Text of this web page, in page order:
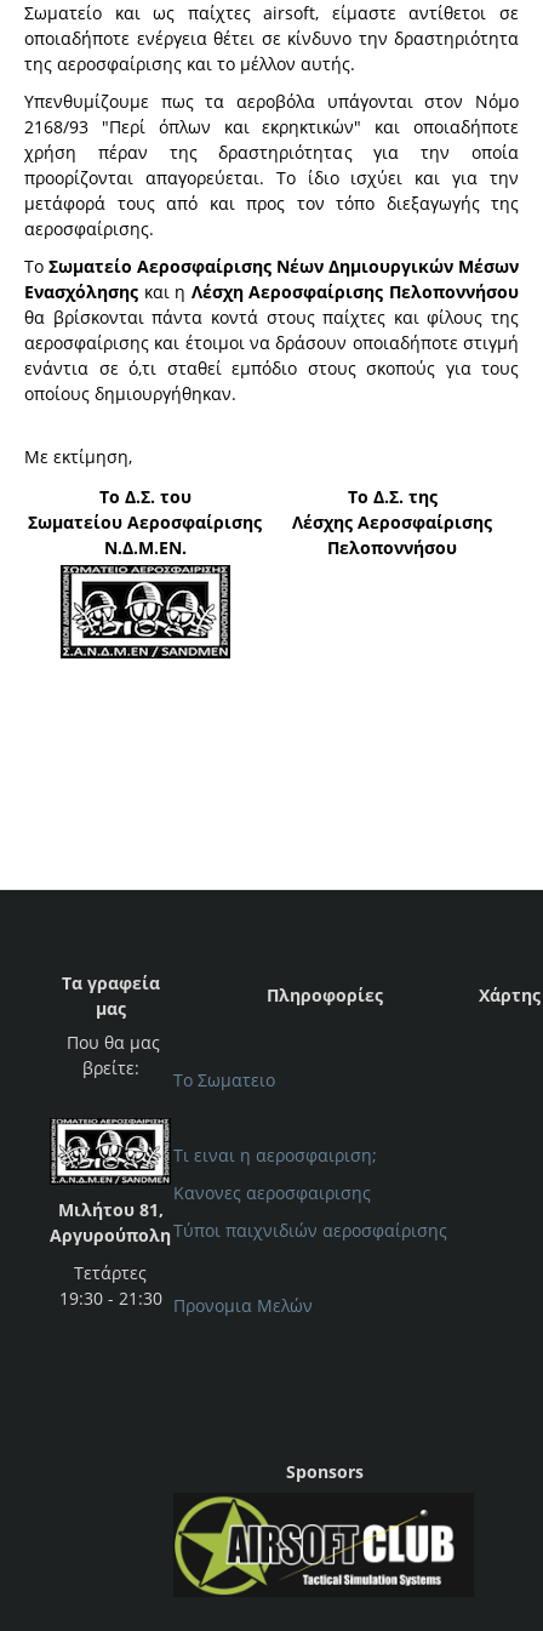
Σωματείο και ως παίχτες airsoft, είμαστε αντίθετοι σε
οποιαδήποτε ενέργεια θέτει σε κίνδυνο την δραστηριότητα
της αεροσφαίρισης και το μέλλον αυτής.
Υπενθυμίζουμε πως τα αεροβόλα υπάγονται στον Νόμο
2168/93 "Περί όπλων και εκρηκτικών" και οποιαδήποτε
χρήση πέραν της δραστηριότητας για την οποία
προορίζονται απαγορεύεται. Το ίδιο ισχύει και για την
μετάφορά τους από και προς τον τόπο διεξαγωγής της
αεροσφαίρισης.
Το Σωματείο Αεροσφαίρισης Νέων Δημιουργικών Μέσων
Ενασχόλησης και η Λέσχη Αεροσφαίρισης Πελοποννήσου
θα βρίσκονται πάντα κοντά στους παίχτες και φίλους της
αεροσφαίρισης και έτοιμοι να δράσουν οποιαδήποτε στιγμή
ενάντια σε ό,τι σταθεί εμπόδιο στους σκοπούς για τους
οποίους δημιουργήθηκαν.
Με εκτίμηση,
To Δ.Σ. του
Σωματείου Αεροσφαίρισης
Ν.Δ.Μ.ΕΝ.
To Δ.Σ. της
Λέσχης Αεροσφαίρισης
Πελοποννήσου
Τα γραφεία
μας
Πληροφορίες Χάρτης
Που θα μας
βρείτε:
Μιλήτου 81,
Αργυρούπολη
Τετάρτες
19:30 - 21:30
Το Σωματειο
Τι ειναι η αεροσφαιριση;
Κανονες αεροσφαιρισης
Τύποι παιχνιδιών αεροσφαίρισης
Προνομια Μελών
Sponsors